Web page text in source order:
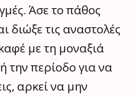
Άσε το πάθος
διώξε τις αναστολές
με τη μοναξιά
την περίοδο για να
αρκεί να μην